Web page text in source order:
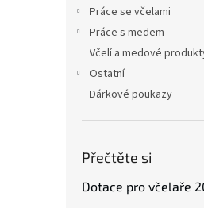
Práce se včelami
Práce s medem
Včelí a medové
Ostatní
Dárkové poukazy
Přečtěte si
Dotace pro včelaře